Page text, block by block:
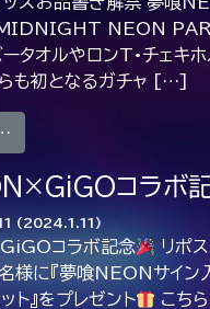
NEON
ータオルやロンT•チェキ
も初となるガチャ […]
コラボ
(2024.1.11)
コラボ記念
リポ
様に『夢喰NEONサイン
ト』をプレゼント
こち